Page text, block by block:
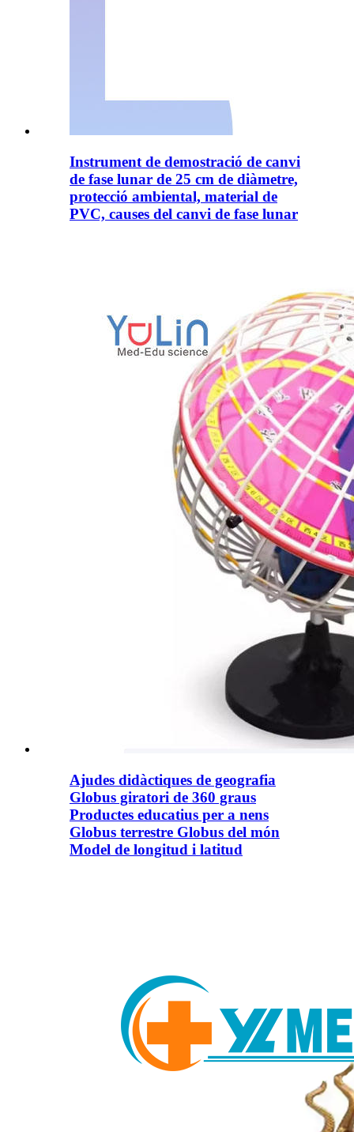
Instrument de demostració de canvi
de fase lunar de 25 cm de diàmetre,
protecció ambiental, material de
PVC, causes del canvi de fase lunar
Ajudes didàctiques de geografia
Globus giratori de 360 ​​graus
Productes educatius per a nens
Globus terrestre Globus del món
Model de longitud i latitud